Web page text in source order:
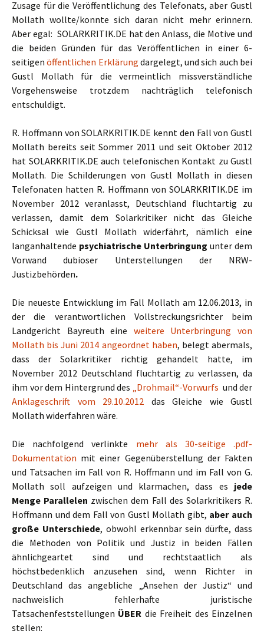
Zusage für die Veröffentlichung des Telefonats, aber Gustl
Mollath wollte/konnte sich daran nicht mehr erinnern.
Aber egal: SOLARKRITIK.DE hat den Anlass, die Motive und
die beiden Gründen für das Veröffentlichen in einer 6-
seitigenöffentlichen Erklärung dargelegt, und sich auch bei
Gustl Mollath für die vermeintlich missverständliche
Vorgehensweise trotzdem nachträglich telefonisch
entschuldigt.
R. Hoffmann von SOLARKRITIK.DE kennt den Fall von Gustl
Mollath bereits seit Sommer 2011 und seit Oktober 2012
hat SOLARKRITIK.DE auch telefonischen Kontakt zu Gustl
Mollath. Die Schilderungen von Gustl Mollath in diesen
Telefonaten hatten R. Hoffmann von SOLARKRITIK.DE im
November 2012 veranlasst, Deutschland fluchtartig zu
verlassen, damit dem Solarkritiker nicht das Gleiche
Schicksal wie Gustl Mollath widerfährt, nämlich eine
langanhaltende psychiatrische Unterbringung unter dem
Vorwand dubioser Unterstellungen der NRW-
Justizbehörden.
Die neueste Entwicklung im Fall Mollath am 12.06.2013, in
der die verantwortlichen Vollstreckungsrichter beim
Landgericht Bayreuth eine weitere Unterbringung von
Mollath bis Juni 2014 angeordnet haben, belegt abermals,
dass der Solarkritiker richtig gehandelt hatte, im
November 2012 Deutschland fluchtartig zu verlassen, da
ihm vor dem Hintergrund des „Drohmail“-Vorwurfs und der
Anklageschrift vom 29.10.2012 das Gleiche wie Gustl
Mollath widerfahren wäre.
Die nachfolgend verlinkte mehr als 30-seitige .pdf-
Dokumentation mit einer Gegenüberstellung der Fakten
und Tatsachen im Fall von R. Hoffmann und im Fall von G.
Mollath soll aufzeigen und klarmachen, dass es jede
Menge Parallelen zwischen dem Fall des Solarkritikers R.
Hoffmann und dem Fall von Gustl Mollath gibt, aber auch
große Unterschiede, obwohl erkennbar sein dürfte, dass
die Methoden von Politik und Justiz in beiden Fällen
ähnlichgeartet sind und rechtstaatlich als
höchstbedenklich anzusehen sind, wenn Richter in
Deutschland das angebliche „Ansehen der Justiz“ und
nachweislich fehlerhafte juristische
Tatsachenfeststellungen ÜBER die Freiheit des Einzelnen
stellen: